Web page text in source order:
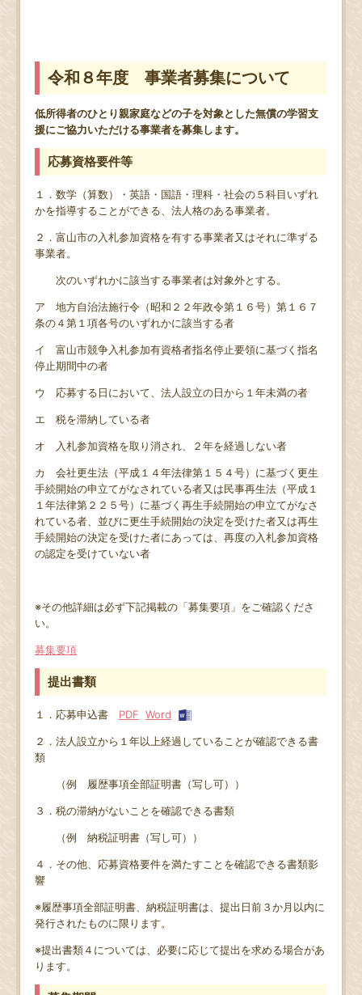
令和８年度 事業者募集について
低所得者のひとり親家庭などの子を対象とした無償の学習支
援にご協力いただける事業者を募集します。
応募資格要件等
１．数学（算数）・英語・国語・理科・社会の５科目いずれ
かを指導することができる、法人格のある事業者。
２．富山市の入札参加資格を有する事業者又はそれに準ずる
事業者。
次のいずれかに該当する事業者は対象外とする。
ア 地方自治法施行令（昭和２２年政令第１６号）第１６７
条の４第１項各号のいずれかに該当する者
イ 富山市競争入札参加有資格者指名停止要領に基づく指名
停止期間中の者
ウ 応募する日において、法人設立の日から１年未満の者
エ 税を滞納している者
オ 入札参加資格を取り消され、２年を経過しない者
カ 会社更生法（平成１４年法律第１５４号）に基づく更生
手続開始の申立てがなされている者又は民事再生法（平成１
１年法律第２２５号）に基づく再生手続開始の申立てがなさ
れている者、並びに更生手続開始の決定を受けた者又は再生
手続開始の決定を受けた者にあっては、再度の入札参加資格
の認定を受けていない者
※その他詳細は必ず下記掲載の「募集要項」をご確認くださ
い。
募集要項
提出書類
１．応募申込書 PDF Word
２．法人設立から１年以上経過していることが確認できる書
類
（例 履歴事項全部証明書（写し可））
３．税の滞納がないことを確認できる書類
（例 納税証明書（写し可））
４．その他、応募資格要件を満たすことを確認できる書類影
響
※履歴事項全部証明書、納税証明書は、提出日前３か月以内に
発行されたものに限ります。
※提出書類４については、必要に応じて提出を求める場合があ
ります。